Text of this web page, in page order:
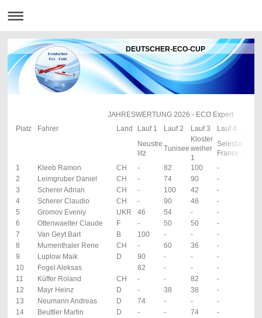
DEUTSCHER-ECO-CUP
JAHRESWERTUNG 2026 - ECO Expert
Platz
Fahrer Land Lauf 1 Lauf 2 Lauf 3 Lauf 4
Neustre
litz
Tunisee
Kloster
weiher
1
Selestat
France
1
Kleeb Ramon CH - 82 100
-
2
Leimgruber Daniel CH - 74 90
-
3
Scherer Adrian CH - 100 42
-
4
Scherer Claudio CH - 90 46
-
5
Gromov Eveniy UKR 46 54 -
-
6
Ottenwaelter Claude F - 50 50
-
7
Van Geyt Bart B 100 - -
-
8
Mumenthaler Rene CH - 60 36
-
9
Luplow Maik D 90 - -
-
10
Fogel Aleksas 82 - -
-
11
Küffer Roland CH - - 82
-
12
Mayr Heinz D - 38 38
-
13
Neumann Andreas D 74 - -
-
14
Beuttler Martin D - - 74
-